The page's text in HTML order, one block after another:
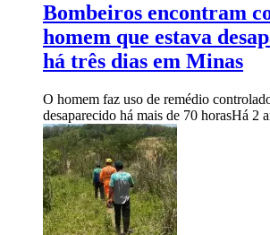
Bombeiros encontram
homem que estava
há três dias em Minas
O homem faz uso de remédio
desaparecido há mais de 70 horasHá 2